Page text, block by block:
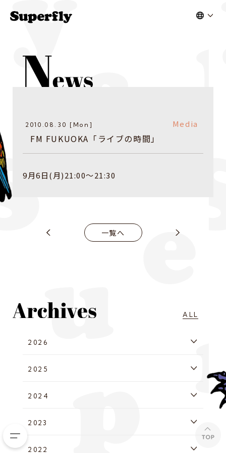
2010.08.30 [Mon] Media
FM FUKUOKA「ライブの時間」
9月6日(月)21:00〜21:30
一覧へ
ALL
2026
2025
2024
2023
2022